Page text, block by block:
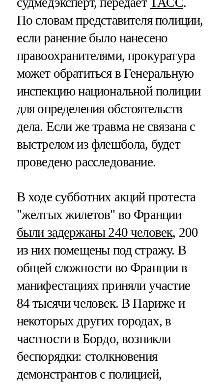
По словам представителя полиции,
если ранение было нанесено
правоохранителями, прокуратура
может обратиться в Генеральную
инспекцию национальной полиции
для определения обстоятельств
дела. Если же травма не связана с
выстрелом из флешбола, будет
проведено расследование.
В ходе субботних акций протеста
"желтых жилетов" во Франции
были задержаны 240 человек, 200
из них помещены под стражу. В
общей сложности во Франции в
манифестациях приняли участие
84 тысячи человек. В Париже и
некоторых других городах, в
частности в Бордо, возникли
беспорядки: столкновения
демонстрантов с полицией,